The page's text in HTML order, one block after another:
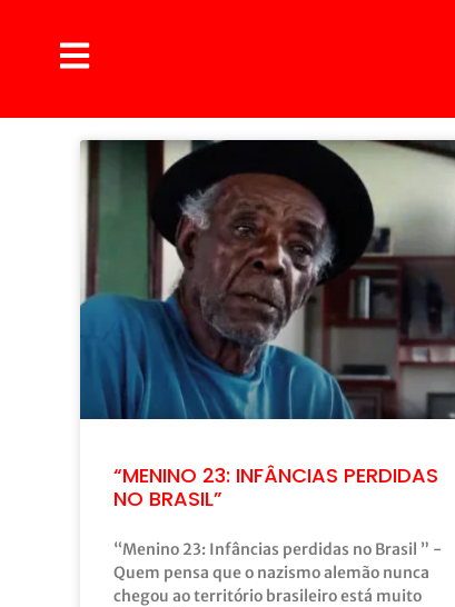
“MENINO 23: INFÂNCIAS PERDIDAS
NO BRASIL”
“Menino 23: Infâncias perdidas no Brasil ” -
Quem pensa que o nazismo alemão nunca
chegou ao território brasileiro está muito